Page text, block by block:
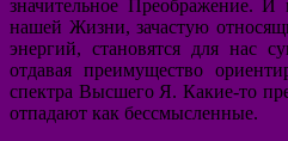
значительное Преображение.
нашей Жизни, зачастую
энергий, становятся для нас
отдавая преимущество
спектра Высшего Я. Какие-то
отпадают как бессмысленные.